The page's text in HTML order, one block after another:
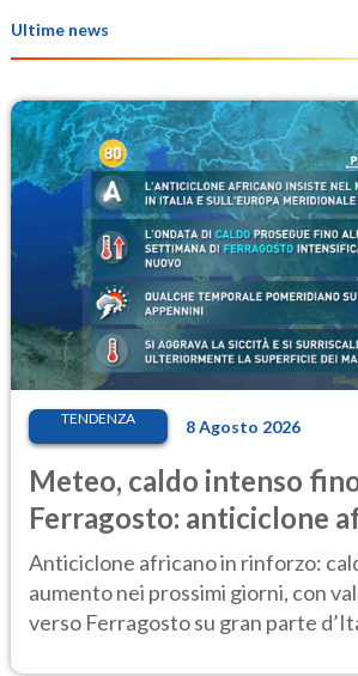
Ultime news
TENDENZA 8 Agosto 2026
Meteo, caldo intenso
Ferragosto: anticiclone
ancora protagonista
Anticiclone africano in rinforzo:
aumento nei prossimi giorni, con
verso Ferragosto su gran parte